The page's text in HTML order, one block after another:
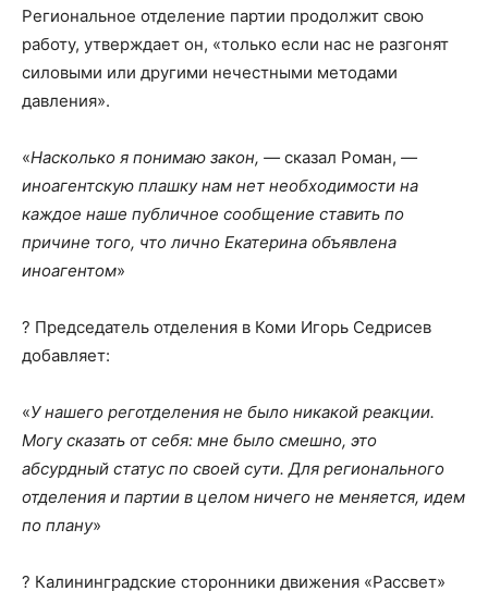
Региональное отделение партии продолжит свою
работу, утверждает он, «только если нас не разгонят
силовыми или другими нечестными методами
давления».
«Насколько я понимаю закон, — сказал Роман, —
иноагентскую плашку нам нет необходимости на
каждое наше публичное сообщение ставить по
причине того, что лично Екатерина объявлена
иноагентом»
? Председатель отделения в Коми Игорь Седрисев
добавляет:
«У нашего реготделения не было никакой реакции.
Могу сказать от себя: мне было смешно, это
абсурдный статус по своей сути. Для регионального
отделения и партии в целом ничего не меняется, идем
по плану»
? Калининградские сторонники движения «Рассвет»